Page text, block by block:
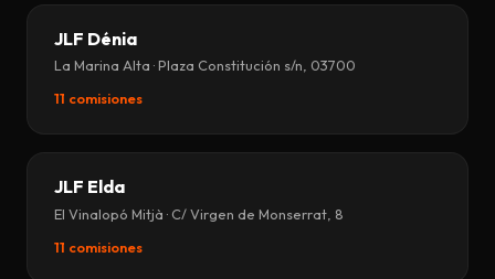
JLF Dénia
La Marina Alta · Plaza Constitución s/n, 03700
11 comisiones
JLF Elda
El Vinalopó Mitjà · C/ Virgen de Monserrat, 8
11 comisiones